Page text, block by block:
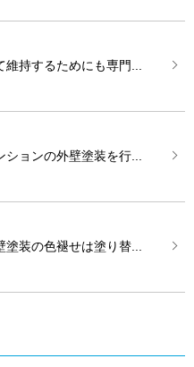
持するためにも専門...
ョンの外壁塗装を行...
装の色褪せは塗り替...